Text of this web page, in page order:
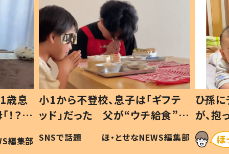
フテ
食”を
編集部
ひ孫にデレデレな80歳じいじ
が、抱っこすると…ひ孫の反応に
「涙が出ました」「可愛くて仕方な
い」
ほ・とせなNEWS編集部